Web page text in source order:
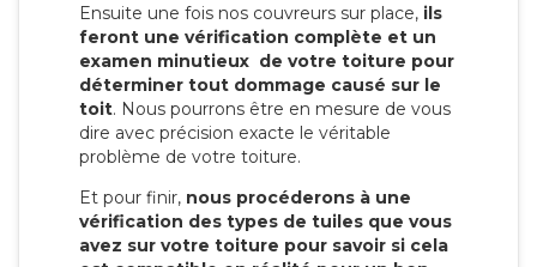
Ensuite une fois nos couvreurs sur place, ils
feront une vérification complète et un
examen minutieux de votre toiture pour
déterminer tout dommage causé sur le
toit. Nous pourrons être en mesure de vous
dire avec précision exacte le véritable
problème de votre toiture.
Et pour finir, nous procéderons à une
vérification des types de tuiles que vous
avez sur votre toiture pour savoir si cela